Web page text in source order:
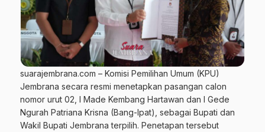
suarajembrana.com – Komisi Pemilihan Umum (KPU)
Jembrana secara resmi menetapkan pasangan calon
nomor urut 02, I Made Kembang Hartawan dan I Gede
Ngurah Patriana Krisna (Bang-Ipat), sebagai Bupati dan
Wakil Bupati Jembrana terpilih. Penetapan tersebut